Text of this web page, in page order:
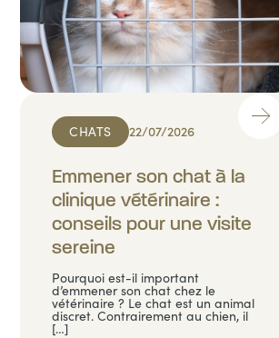
CHATS 22/07/2026
Emmener son chat à la
clinique vétérinaire :
conseils pour une visite
sereine
Pourquoi est-il important
d’emmener son chat chez le
vétérinaire ? Le chat est un animal
discret. Contrairement au chien, il
[…]